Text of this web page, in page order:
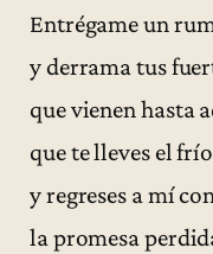
Entrégame un
y derrama tus
que vienen hasta
que te lleves el
y regreses a mí
la promesa